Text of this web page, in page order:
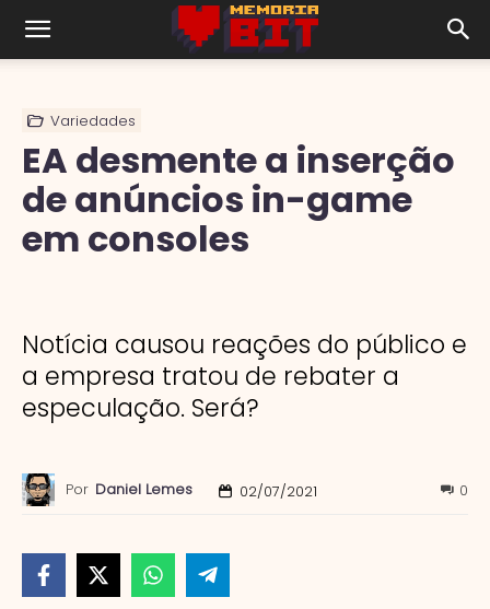
Variedades
EA desmente a inserção
de anúncios in-game
em consoles
Notícia causou reações do público e
a empresa tratou de rebater a
especulação. Será?
Por Daniel Lemes 02/07/2021 0